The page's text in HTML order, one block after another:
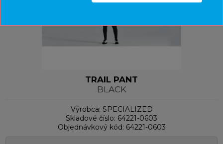
TRAIL PANT
BLACK
Výrobca: SPECIALIZED
Skladové číslo: 64221-0603
Objednávkový kód: 64221-0603